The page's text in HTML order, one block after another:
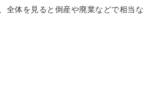
全体を見ると倒産や廃業などで相当な